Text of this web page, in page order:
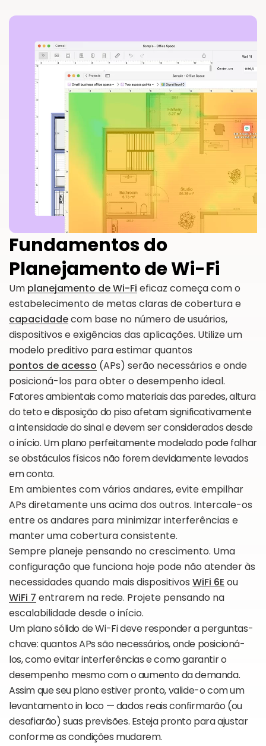
Fundamentos do
Planejamento de Wi-Fi
Um planejamento de Wi-Fi eficaz começa com o
estabelecimento de metas claras de cobertura e
capacidadecom base no número de usuários,
dispositivos e exigências das aplicações. Utilize um
modelo preditivo para estimar quantos
pontos de acesso (APs) serão necessários e onde
posicioná-los para obter o desempenho ideal.
Fatores ambientais como materiais das paredes, altura
do teto e disposição do piso afetam significativamente
a intensidade do sinal e devem ser considerados desde
o início. Um plano perfeitamente modelado pode falhar
se obstáculos físicos não forem devidamente levados
em conta.
Em ambientes com vários andares, evite empilhar
APs diretamente uns acima dos outros. Intercale-os
entre os andares para minimizar interferências e
manter uma cobertura consistente.
Sempre planeje pensando no crescimento. Uma
configuração que funciona hoje pode não atender às
necessidades quando mais dispositivos WiFi 6E ou
WiFi 7 entrarem na rede. Projete pensando na
escalabilidade desde o início.
Um plano sólido de Wi-Fi deve responder a perguntas-
chave: quantos APs são necessários, onde posicioná-
los, como evitar interferências e como garantir o
desempenho mesmo com o aumento da demanda.
Assim que seu plano estiver pronto, valide-o com um
levantamento in loco — dados reais confirmarão (ou
desafiarão) suas previsões. Esteja pronto para ajustar
conforme as condições mudarem.